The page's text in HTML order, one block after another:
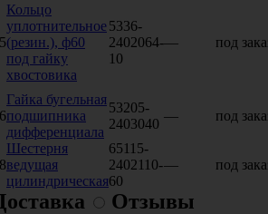
Кольцо
уплотнительное
(резин.), ф60
под гайку
хвостовика
5336-
2402064-
10
— под
Гайка бугельная
подшипника
дифференциала
53205-
2403040
— под
Шестерня
ведущая
цилиндрическая
65115-
2402110-
60
— под
Отзывы